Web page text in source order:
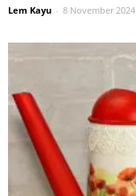
Lem Kayu - 8 November 2024